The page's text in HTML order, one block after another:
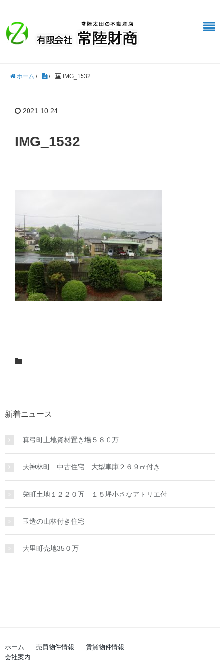
ホーム / / IMG_1532
2021.10.24
IMG_1532
新着ニュース
真弓町土地資材置き場５８０万
天神林町 中古住宅 大型車庫２６９㎡付き
栄町土地１２２０万 １５坪小さなアトリエ付
玉造の山林付き住宅
大里町売地35０万
ホーム 売買物件情報
賃貸物件情報
会社案内